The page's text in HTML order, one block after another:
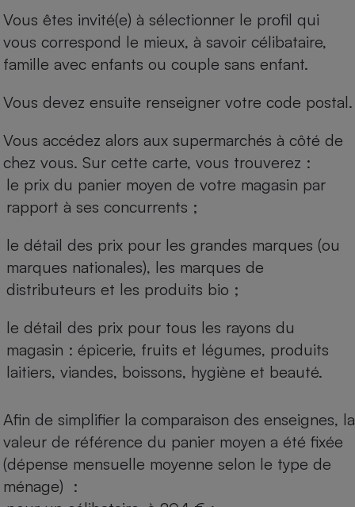
Vous êtes invité(e) à sélectionner le profil qui
vous correspond le mieux, à savoir célibataire,
famille avec enfants ou couple sans enfant.
Vous devez ensuite renseigner votre code postal.
Vous accédez alors aux supermarchés à côté de
chez vous. Sur cette carte, vous trouverez :
le prix du panier moyen de votre magasin par
rapport à ses concurrents ;
le détail des prix pour les grandes marques (ou
marques nationales), les marques de
distributeurs et les produits bio ;
le détail des prix pour tous les rayons du
magasin : épicerie, fruits et légumes, produits
laitiers, viandes, boissons, hygiène et beauté.
Afin de simplifier la comparaison des enseignes, la
valeur de référence du panier moyen a été fixée
(dépense mensuelle moyenne selon le type de
ménage) :